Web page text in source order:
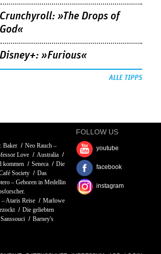
Crunchyroll: »The Drops of
God«
Disney+: »Furious«
ALLE TIPPS
Baker
Neo Rauch –
Love
Australia
kommen Seneca
Die
Society
Das
– Geboren in Medellin
Ataris Reise
Marlowe
Die geliebten
Barney's
FOLLOW US
youtube
facebook
instagram